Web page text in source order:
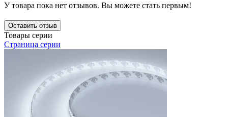
У товара пока нет отзывов. Вы можете стать первым!
Оставить отзыв
Товары серии
Страница серии